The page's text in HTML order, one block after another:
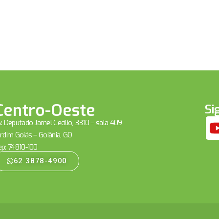
Oeste
Deputado Jamel Cecílio, 3310 – sala 409
Goiás – Goiânia, GO
74810-100
62 3878-4900